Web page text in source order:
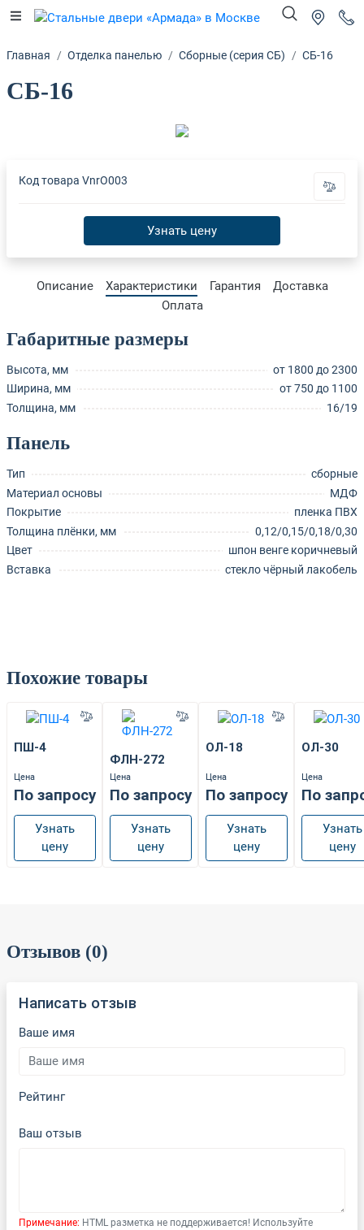
Главная Отделка панелью Сборные (серия СБ) СБ-16
СБ-16
Описание Характеристики Гарантия
Доставка
Оплата
Габаритные размеры
Высота, мм
от 1800 до 2300
Ширина, мм
от 750 до 1100
Толщина, мм
16/19
Панель
Тип
сборные
Материал основы
МДФ
Покрытие
пленка ПВХ
Толщина плёнки, мм
0,12/0,15/0,18/0,30
Цвет
шпон венге коричневый
Вставка
стекло чёрный лакобель
Код товара VnrO003
Узнать цену
Похожие товары
ПШ-4
Цена
По запросу
Узнать
цену
ФЛН-272
Цена
По запросу
Узнать
цену
ОЛ-18
Цена
По запросу
Узнать
цену
ОЛ-30
Цена
По
Узнать
цену
Отзывов (0)
Написать отзыв
Ваше имя
Рейтинг
Ваш отзыв
Примечание: HTML разметка не поддерживается! Используйте